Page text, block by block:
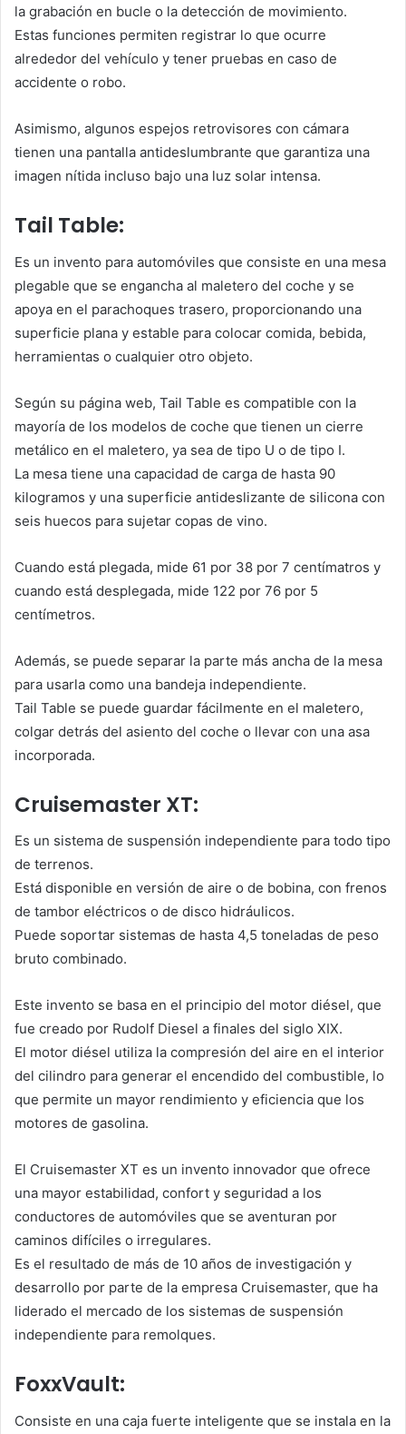
la grabación en bucle o la detección de movimiento.
Estas funciones permiten registrar lo que ocurre
alrededor del vehículo y tener pruebas en caso de
accidente o robo.
Asimismo, algunos espejos retrovisores con cámara
tienen una pantalla antideslumbrante que garantiza una
imagen nítida incluso bajo una luz solar intensa.
Tail Table:
Es un invento para automóviles que consiste en una mesa
plegable que se engancha al maletero del coche y se
apoya en el parachoques trasero, proporcionando una
superficie plana y estable para colocar comida, bebida,
herramientas o cualquier otro objeto.
Según su página web, Tail Table es compatible con la
mayoría de los modelos de coche que tienen un cierre
metálico en el maletero, ya sea de tipo U o de tipo I.
La mesa tiene una capacidad de carga de hasta 90
kilogramos y una superficie antideslizante de silicona con
seis huecos para sujetar copas de vino.
Cuando está plegada, mide 61 por 38 por 7 centímatros y
cuando está desplegada, mide 122 por 76 por 5
centímetros.
Además, se puede separar la parte más ancha de la mesa
para usarla como una bandeja independiente.
Tail Table se puede guardar fácilmente en el maletero,
colgar detrás del asiento del coche o llevar con una asa
incorporada.
Cruisemaster XT:
Es un sistema de suspensión independiente para todo tipo
de terrenos.
Está disponible en versión de aire o de bobina, con frenos
de tambor eléctricos o de disco hidráulicos.
Puede soportar sistemas de hasta 4,5 toneladas de peso
bruto combinado.
Este invento se basa en el principio del motor diésel, que
fue creado por Rudolf Diesel a finales del siglo XIX.
El motor diésel utiliza la compresión del aire en el interior
del cilindro para generar el encendido del combustible, lo
que permite un mayor rendimiento y eficiencia que los
motores de gasolina.
El Cruisemaster XT es un invento innovador que ofrece
una mayor estabilidad, confort y seguridad a los
conductores de automóviles que se aventuran por
caminos difíciles o irregulares.
Es el resultado de más de 10 años de investigación y
desarrollo por parte de la empresa Cruisemaster, que ha
liderado el mercado de los sistemas de suspensión
independiente para remolques.
FoxxVault:
Consiste en una caja fuerte inteligente que se instala en la